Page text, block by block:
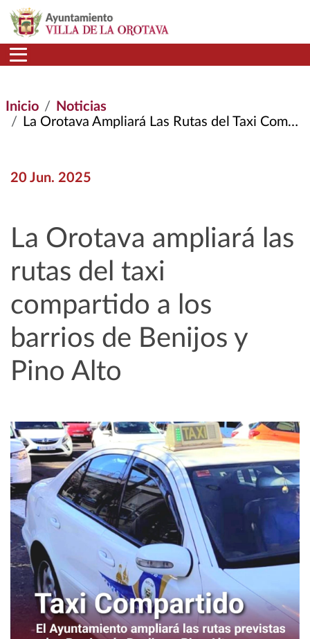
Pasar al contenido principal
Inicio
Noticias
La Orotava Ampliará Las Rutas del Taxi Compartido A Los Barrios de Benijos y Pino Alto
20 Jun. 2025
La Orotava ampliará las
rutas del taxi
compartido a los
barrios de Benijos y
Pino Alto